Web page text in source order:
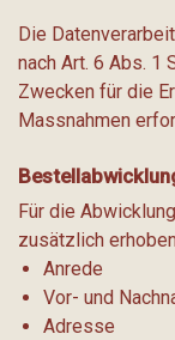
Die
nach Art. 6 Abs. 1
Zwecken für die
Massnahmen
Für die
zusätzlich
Anrede
Vor- und
Adresse